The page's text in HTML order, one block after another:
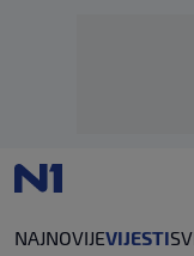
NAJNOVIJEVIJESTI